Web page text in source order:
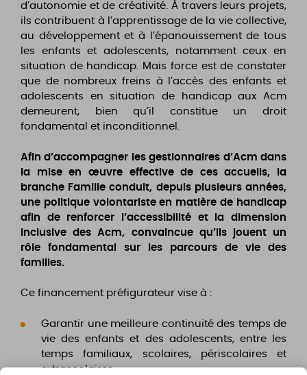
d’autonomie et de créativité. À travers leurs projets,
ils contribuent à l’apprentissage de la vie collective,
au développement et à l’épanouissement de tous
les enfants et adolescents, notamment ceux en
situation de handicap. Mais force est de constater
que de nombreux freins à l’accès des enfants et
adolescents en situation de handicap aux Acm
demeurent, bien qu’il constitue un droit
fondamental et inconditionnel.
Afin d’accompagner les gestionnaires d’Acm dans
la mise en œuvre effective de ces accueils, la
branche Famille conduit, depuis plusieurs années,
une politique volontariste en matière de handicap
afin de renforcer l’accessibilité et la dimension
inclusive des Acm, convaincue qu’ils jouent un
rôle fondamental sur les parcours de vie des
familles.
Ce financement préfigurateur vise à :
Garantir une meilleure continuité des temps de
vie des enfants et des adolescents, entre les
temps familiaux, scolaires, périscolaires et
extrascolaires,